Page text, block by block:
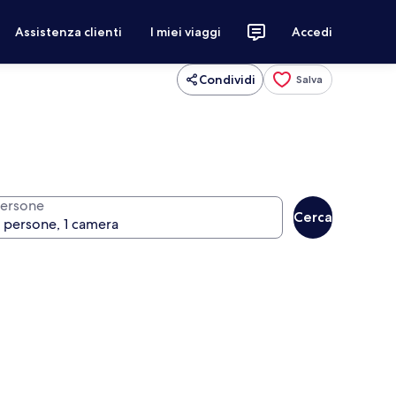
Assistenza clienti I miei viaggi Accedi
Condividi Salva
Cerca